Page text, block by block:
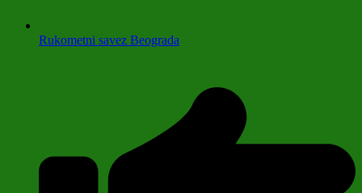
Rukometni savez Beograda